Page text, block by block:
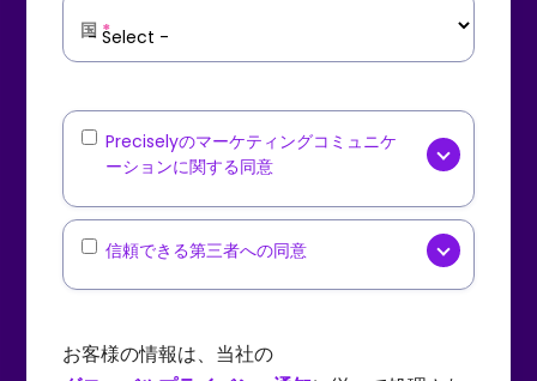
国 *
Marketing
Communications
Preciselyのマーケティングコミュニケ
ーションに関する同意
はい、Precisely
[オプション]
からニュースレター、製品アップ
ュニケーションをEメールで受け取
ることに同意します。受信したEメ
Third-
Party
Sharing
信頼できる第三者への同意
Precisely
[オプション] が、厳
ナーと、オファー、プロモーショ
お客様の情報は、当社の